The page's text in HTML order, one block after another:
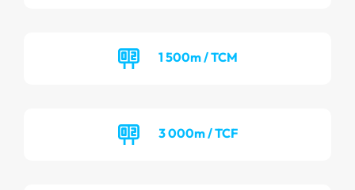
1 500m / TCM
3 000m / TCF